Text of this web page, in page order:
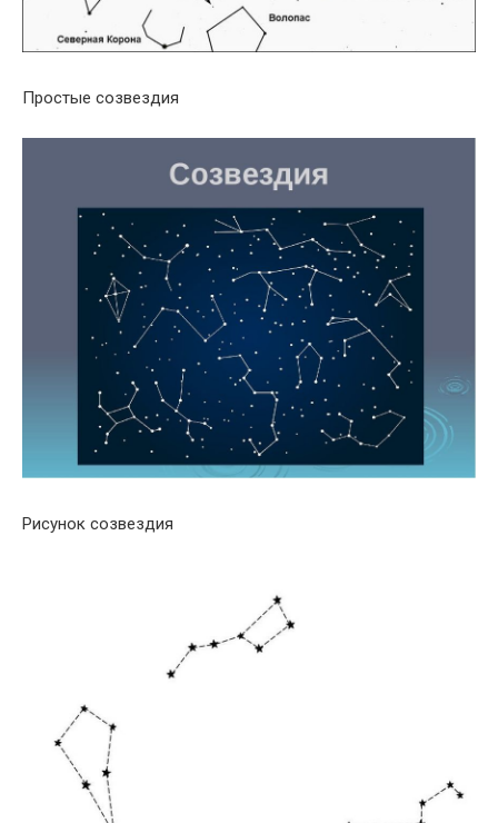
Простые созвездия
Рисунок созвездия